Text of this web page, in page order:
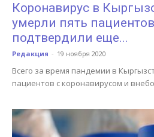
Коронавирус в
умерли пять
подтвердили еще...
Редакция - 19 ноября 2020
Всего за время пандемии в
пациентов с коронавирусом и